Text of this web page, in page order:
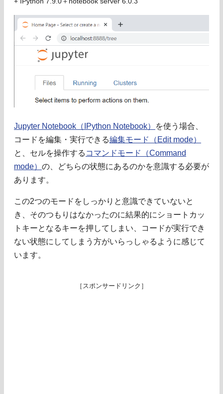
Jupyter Notebook（IPython Notebook）
を使う場合、
コードを編集・実行できる編集モード（Edit mode）
と、セルを操作する コマンドモード（Command
mode） の、どちらの状態にあるのかを意識する必要が
あります。
この2つのモードをしっかりと意識できていないと
き、そのつもりはなかったのに結果的にショートカッ
トキーとなるキーを押してしまい、コードが実行でき
ない状態にしてしまう方がいらっしゃるように感じて
います。
［スポンサードリンク］